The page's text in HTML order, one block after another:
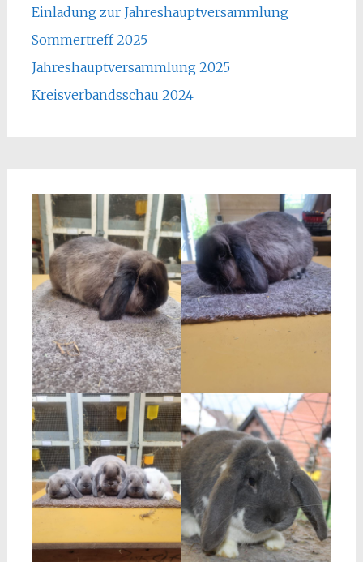
Einladung zur Jahreshauptversammlung
Sommertreff 2025
Jahreshauptversammlung 2025
Kreisverbandsschau 2024